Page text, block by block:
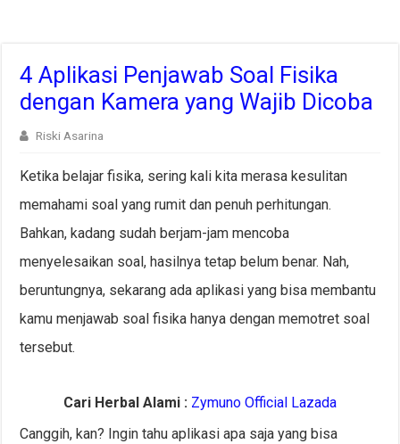
4 Aplikasi Penjawab Soal Fisika
dengan Kamera yang Wajib Dicoba
Riski Asarina
Ketika belajar fisika, sering kali kita merasa kesulitan
memahami soal yang rumit dan penuh perhitungan.
Bahkan, kadang sudah berjam-jam mencoba
menyelesaikan soal, hasilnya tetap belum benar. Nah,
beruntungnya, sekarang ada aplikasi yang bisa membantu
kamu menjawab soal fisika hanya dengan memotret soal
tersebut.
Cari Herbal Alami : Zymuno Official Lazada
Canggih, kan? Ingin tahu aplikasi apa saja yang bisa